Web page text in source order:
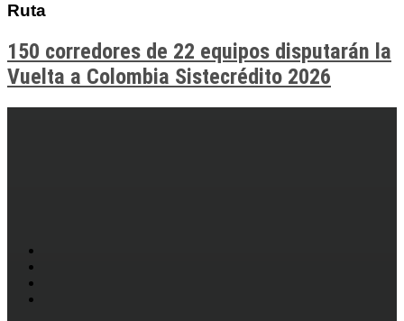
Ruta
150 corredores de 22 equipos disputarán la
Vuelta a Colombia Sistecrédito 2026